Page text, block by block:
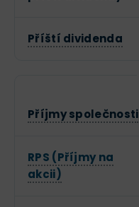
Příští dividenda
Příjmy společnosti
RPS (Příjmy na
akcii)